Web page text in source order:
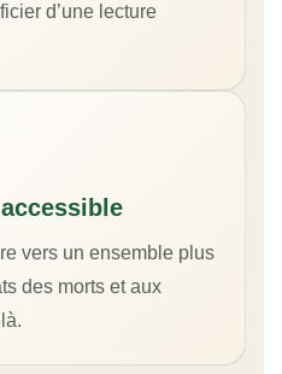
d’une lecture
vers un ensemble plus
des morts et aux